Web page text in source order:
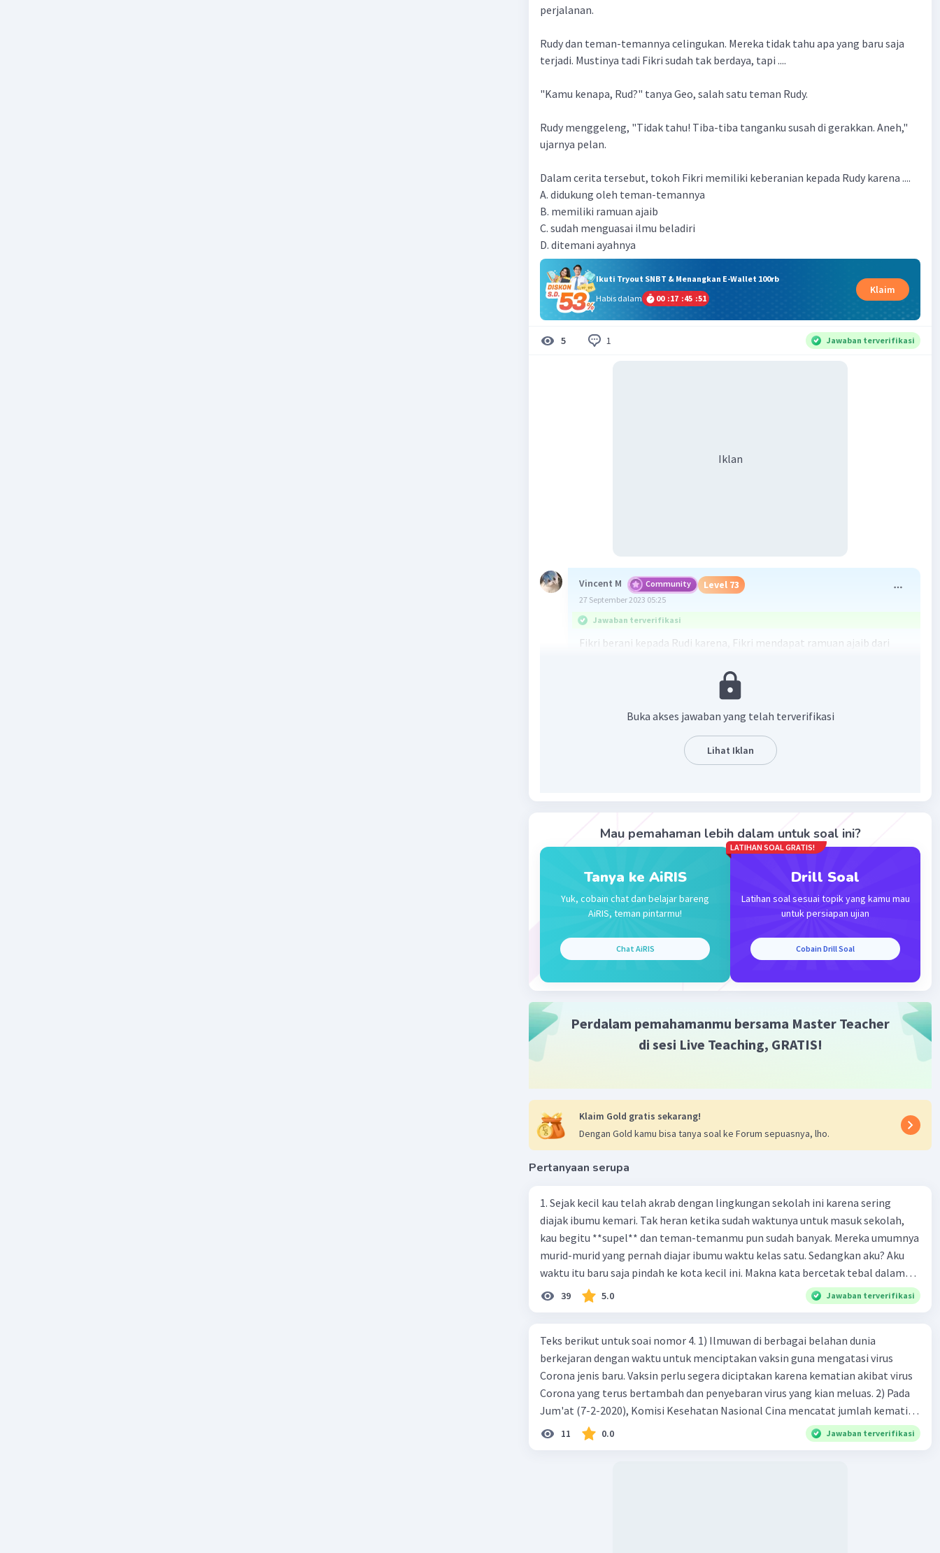
perjalanan.
Rudy dan teman-temannya celingukan. Mereka tidak tahu apa yang baru saja
terjadi. Mustinya tadi Fikri sudah tak berdaya, tapi ....
"Kamu kenapa, Rud?" tanya Geo, salah satu teman Rudy.
Rudy menggeleng, "Tidak tahu! Tiba-tiba tanganku susah di gerakkan. Aneh,"
ujarnya pelan.
Dalam cerita tersebut, tokoh Fikri memiliki keberanian kepada Rudy karena ....
A. didukung oleh teman-temannya
B. memiliki ramuan ajaib
C. sudah menguasai ilmu beladiri
D. ditemani ayahnya
Ikuti Tryout SNBT & Menangkan E-Wallet 100rb
Habis dalam
00 :17 :45 :50
Klaim
5 1 Jawaban terverifikasi
Iklan
Vincent M Community Level 73
27 September 2023 05:25
Jawaban terverifikasi
Fikri berani kepada Rudi karena, Fikri mendapat ramuan ajaib dari
B. memiliki ramuan ajaib.
Balas
Buka akses jawaban yang telah terverifikasi
Lihat Iklan
Mau pemahaman lebih dalam untuk soal ini?
Tanya ke AiRIS
Yuk, cobain chat dan belajar bareng
AiRIS, teman pintarmu!
Chat AiRIS
LATIHAN SOAL GRATIS!
Drill Soal
Latihan soal sesuai topik yang kamu mau
untuk persiapan ujian
Cobain Drill Soal
Perdalam pemahamanmu bersama Master Teacher
di sesi Live Teaching, GRATIS!
Klaim Gold gratis sekarang!
Dengan Gold kamu bisa tanya soal ke Forum sepuasnya, lho.
Pertanyaan serupa
1. Sejak kecil kau telah akrab dengan lingkungan sekolah ini karena sering
diajak ibumu kemari. Tak heran ketika sudah waktunya untuk masuk sekolah,
kau begitu **supel** dan teman-temanmu pun sudah banyak. Mereka umumnya
murid-murid yang pernah diajar ibumu waktu kelas satu. Sedangkan aku? Aku
waktu itu baru saja pindah ke kota kecil ini. Makna kata bercetak tebal dalam
kutipan cerpen tersebut adalah .... A. ramah C. santun B. sopan D. baik
39 5.0 Jawaban terverifikasi
Teks berikut untuk soai nomor 4. 1) Ilmuwan di berbagai belahan dunia
berkejaran dengan waktu untuk menciptakan vaksin guna mengatasi virus
Corona jenis baru. Vaksin perlu segera diciptakan karena kematian akibat virus
Corona yang terus bertambah dan penyebaran virus yang kian meluas. 2) Pada
Jum'at (7-2-2020), Komisi Kesehatan Nasional Cina mencatat jumlah kematian
akibat virus Corona baru telah mencapai 636 kasus, sedangkan jumlah warga
yang terinfeksi menjadi 31.161 kasus. Kasus terbanyak terjadi di Hubei, Cina,
11 0.0 Jawaban terverifikasi